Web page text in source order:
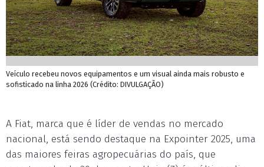
Veículo recebeu novos equipamentos e um visual ainda mais robusto e
sofisticado na linha 2026 (Crédito: DIVULGAÇÃO)
A Fiat, marca que é líder de vendas no mercado
nacional, está sendo destaque na Expointer 2025, uma
das maiores feiras agropecuárias do país, que